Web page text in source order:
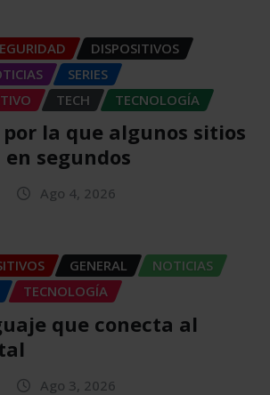
DISPOSITIVOS
SERIES
TECH TECNOLOGÍA
por la que algunos sitios
segundos
Ago 4, 2026
GENERAL
NOTICIAS
TECNOLOGÍA
que conecta al
Ago 3, 2026